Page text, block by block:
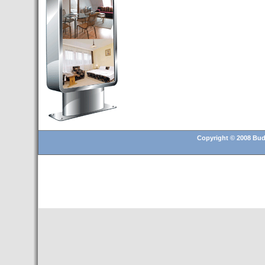
Budapest’.
- Hoteles en BUDAPEST:
Resultados octubre de 2016,
subida del 15% ocupación y
del 25,6% en el RevPar
- Nuevo Hotel en Budapest
bajo la marca Exe Hotusa
BUDAPEST
- HOTEL en Venta en
Copyright © 2008